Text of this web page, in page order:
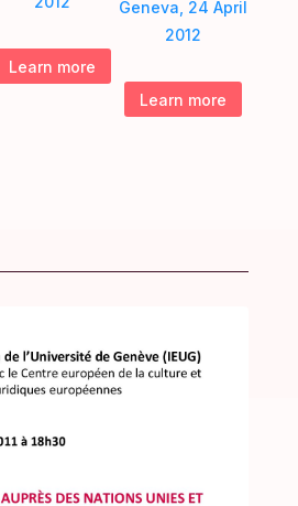
Learn more
Geneva, 24 April
2012
Learn more